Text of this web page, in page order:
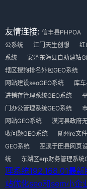
友情连接: 信丰县PHPOA
公系统
江门天生创想 红
系统
安泽东海县自助建站
辖区搜狗排名外包GEO系统
网站建设seoGEO系统
库
进销存管理系统GEO系统
门办公管理系统GEO系统
网站GEO系统
漠河县政府
收问题GEO系统
随州re文
GEO系统
巫溪于田县网页
统
东湖区erp财务管理系统
理系统192.168.01最
站优化seo和sem小企